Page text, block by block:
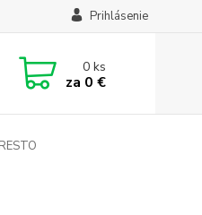
Prihlásenie
0ks
za 0 €